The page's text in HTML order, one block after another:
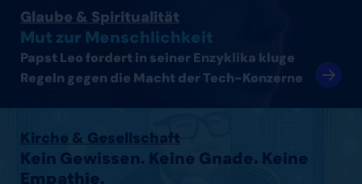
Glaube & Spiritualität
Mut zur Menschlichkeit
Papst Leo fordert in seiner Enzyklika kluge
Regeln gegen die Macht der Tech-Konzerne
Kirche & Gesellschaft
Kein Gewissen. Keine Gnade. Keine
Empathie.